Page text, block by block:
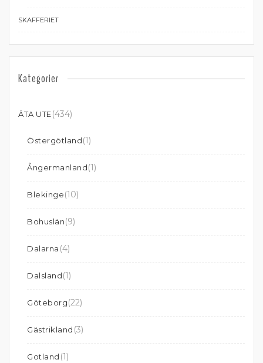
SKAFFERIET
Kategorier
ÄTA UTE(434)
Östergötland(1)
Ångermanland(1)
Blekinge(10)
Bohuslän(9)
Dalarna (4)
Dalsland(1)
Göteborg(22)
Gästrikland (3)
Gotland (1)